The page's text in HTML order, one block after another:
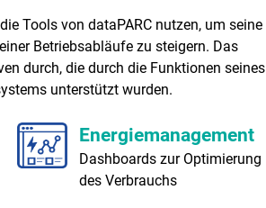
Tools von dataPARC nutzen, um seine
Betriebsabläufe zu steigern. Das
durch, die durch die Funktionen seines
unterstützt wurden.
Energiemanagement
Dashboards zur Optimierung
des Verbrauchs